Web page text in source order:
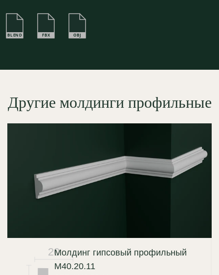
точной стыковки выполняется запил под 45° —
углы получаются чистыми, а линии непрерывными.
BLEND FBX OBJ
Другие молдинги профильные
20Молдинг гипсовый профильный
М40.20.11